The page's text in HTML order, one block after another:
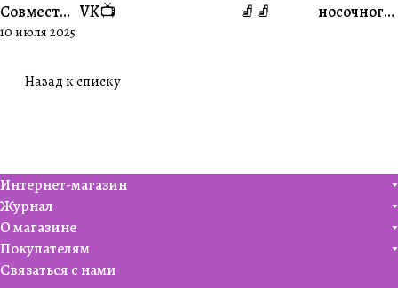
Совместни
к🎄
10 июля 2025
VK📺
🧦🧦
носочного
Назад к списку
Интернет-магазин
Журнал
О магазине
Покупателям
Связаться с нами